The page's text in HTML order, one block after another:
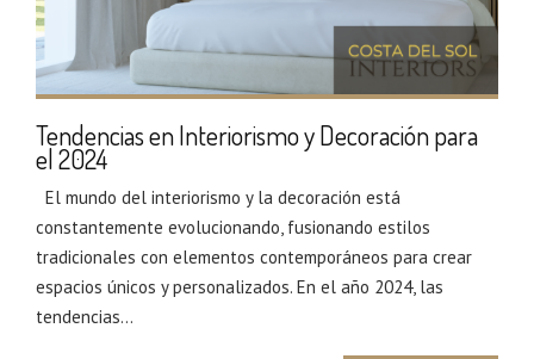
Tendencias en Interiorismo y Decoración para
el 2024
El mundo del interiorismo y la decoración está
constantemente evolucionando, fusionando estilos
tradicionales con elementos contemporáneos para crear
espacios únicos y personalizados. En el año 2024, las
tendencias...